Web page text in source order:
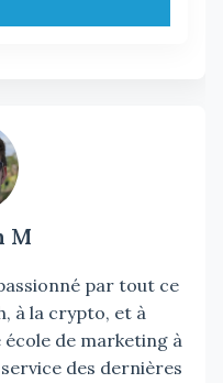
M
par tout ce
à la crypto, et à
de marketing à
des dernières